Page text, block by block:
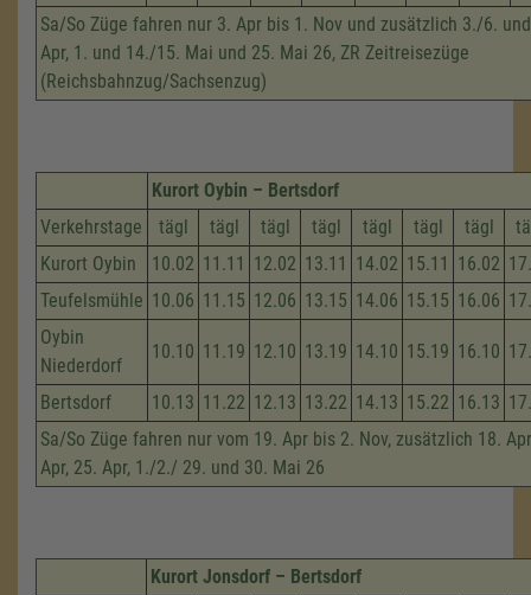
Sa/So Züge fahren nur 3. Apr bis 1. Nov und zusätzlich 3./6.
Apr, 1. und 14./15. Mai und 25. Mai 26, ZR Zeitreisezüge
(Reichsbahnzug/Sachsenzug)
Kurort Oybin – Bertsdorf
Verkehrstage
tägl tägl tägl tägl tägl tägl tägl
Kurort Oybin
10.02 11.11 12.02 13.11 14.02 15.11 16.02
Teufelsmühle 10.06 11.15 12.06 13.15 14.06 15.15 16.06
Oybin
Niederdorf
10.10 11.19 12.10 13.19 14.10 15.19 16.10
Bertsdorf 10.13 11.22 12.13 13.22 14.13 15.22 16.13
Sa/So Züge fahren nur vom 19. Apr bis 2. Nov, zusätzlich 18.
Apr, 25. Apr, 1./2./ 29. und 30. Mai 26
Kurort Jonsdorf – Bertsdorf